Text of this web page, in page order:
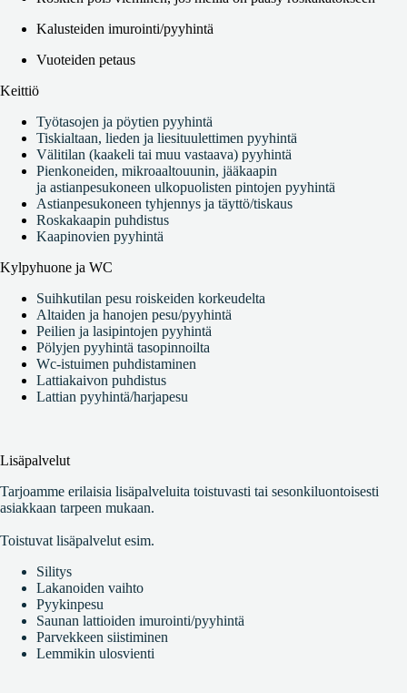
Kalusteiden imurointi/pyyhintä
Vuoteiden petaus
Keittiö
Työtasojen ja pöytien pyyhintä
Tiskialtaan, lieden ja liesituulettimen pyyhintä
Välitilan (kaakeli tai muu vastaava) pyyhintä ​
Pienkoneiden, mikroaaltouunin, jääkaapin
ja astianpesukoneen ulkopuolisten pintojen pyyhintä ​
Astianpesukoneen tyhjennys ja täyttö/tiskaus
Roskakaapin puhdistus
Kaapinovien pyyhintä
Kylpyhuone ja WC
Suihkutilan pesu roiskeiden korkeudelta ​
Altaiden ja hanojen pesu/pyyhintä
Peilien ja lasipintojen pyyhintä ​
Pölyjen pyyhintä tasopinnoilta ​
Wc-istuimen puhdistaminen
Lattiakaivon puhdistus
Lattian pyyhintä/harjapesu
Lisäpalvelut
Tarjoamme erilaisia lisäpalveluita toistuvasti tai sesonkiluontoisesti
asiakkaan tarpeen mukaan.
Toistuvat lisäpalvelut esim.
Silitys
Lakanoiden vaihto
Pyykinpesu
Saunan lattioiden imurointi/pyyhintä
Parvekkeen siistiminen
Lemmikin ulosvienti